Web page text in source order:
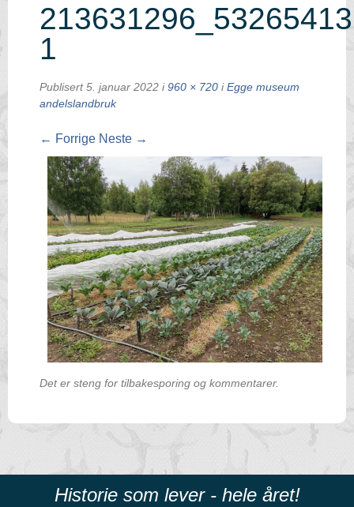
1
Publisert 5. januar 2022 i 960 × 720 i Egge museum
andelslandbruk
← Forrige Neste →
Det er steng for tilbakesporing og kommentarer.
Historie som lever - hele året!